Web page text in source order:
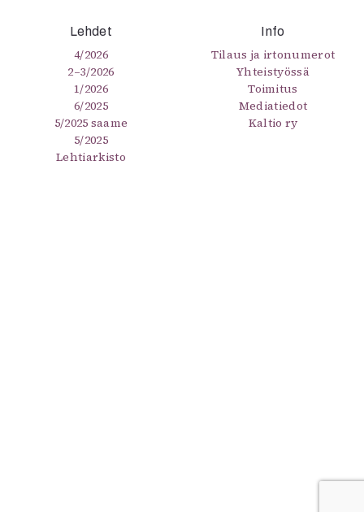
Lehdet
4/2026
2–3/2026
1/2026
6/2025
5/2025 saame
5/2025
Lehtiarkisto
Info
Tilaus ja irtonumerot
Yhteistyössä
Toimitus
Mediatiedot
Kaltio ry